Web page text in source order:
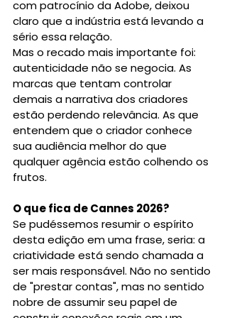
com patrocínio da Adobe, deixou
claro que a indústria está levando a
sério essa relação.
Mas o recado mais importante foi:
autenticidade não se negocia. As
marcas que tentam controlar
demais a narrativa dos criadores
estão perdendo relevância. As que
entendem que o criador conhece
sua audiência melhor do que
qualquer agência estão colhendo os
frutos.
O que fica de Cannes 2026?
Se pudéssemos resumir o espírito
desta edição em uma frase, seria: a
criatividade está sendo chamada a
ser mais responsável. Não no sentido
de "prestar contas", mas no sentido
nobre de assumir seu papel de